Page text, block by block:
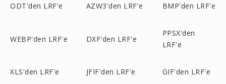
ODT'den LRF'e AZW3'den LRF'e BMP'den LRF'e
WEBP'den LRF'e DXF'den LRF'e
PPSX'den
LRF'e
XLS'den LRF'e JFIF'den LRF'e GIF'den LRF'e